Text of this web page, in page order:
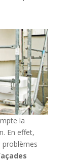
la
En effet,
problèmes